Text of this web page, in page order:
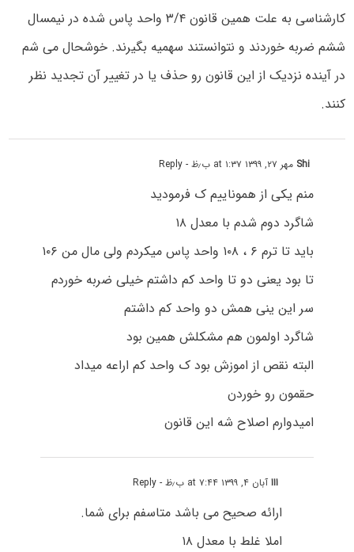
کارشناسی به علت همین قانون ۳/۴ واحد پاس شده در نیمسال
ششم ضربه خوردند و نتوانستند سهمیه بگیرند. خوشحال می شم
در آینده نزدیک از این قانون رو حذف یا در تغییر آن تجدید نظر
کنند.
Shi مهر ۲۷, ۱۳۹۹ at ۱:۳۷ ب٫ظ - Reply
منم یکی از هموناییم ک فرمودید
شاگرد دوم شدم با معدل ۱۸
باید تا ترم ۶ ، ۱۰۸ واحد پاس میکردم ولی مال من ۱۰۶
تا بود یعنی دو تا واحد کم داشتم خیلی ضربه خوردم
سر این ینی همش دو واحد کم داشتم
شاگرد اولمون هم مشکلش همین بود
البته نقص از اموزش بود ک واحد کم اراعه میداد
حقمون رو خوردن
امیدوارم اصلاح شه این قانون
اااآبان ۴, ۱۳۹۹ at ۷:۴۴ ب٫ظ - Reply
ارائه صحیح می باشد متاسفم برای شما.
املا غلط با معدل ۱۸